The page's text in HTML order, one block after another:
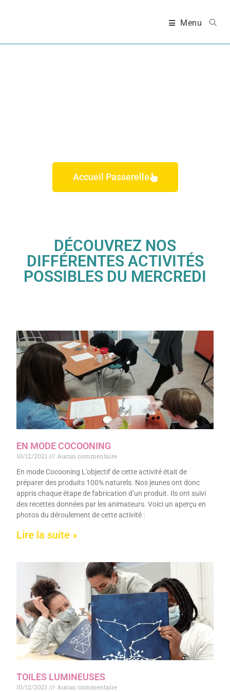
Menu
Accueil Passerelle
DÉCOUVREZ NOS
DIFFÉRENTES ACTIVITÉS
POSSIBLES DU MERCREDI
EN MODE COCOONING
10/12/2021
Aucun commentaire
En mode Cocooning L’objectif de cette activité était de
préparer des produits 100% naturels. Nos jeunes ont donc
appris chaque étape de fabrication d’un produit. Ils ont suivi
des recettes données par les animateurs. Voici un aperçu en
photos du déroulement de cette activité :
Lire la suite »
TOILES LUMINEUSES
10/12/2021
Aucun commentaire